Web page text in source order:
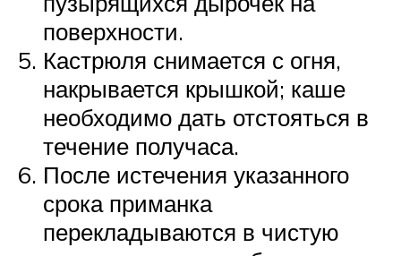
поверхности.
Кастрюля снимается с огня,
накрывается крышкой; каше
необходимо дать отстояться в
течение получаса.
После истечения указанного
срока приманка
перекладываются в чистую